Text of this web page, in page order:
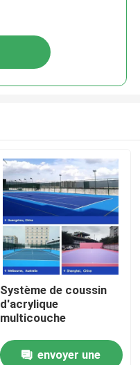
Système de coussin
d'acrylique
multicouche
envoyer une